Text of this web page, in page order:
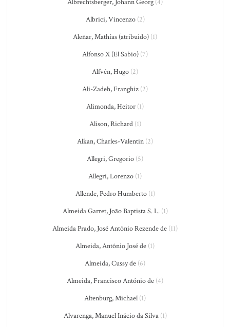
Albrechtsberger, Johann Georg (4)
Albrici, Vincenzo(2)
Aleñar, Mathías (atribuido) (1)
Alfonso X (El Sabio) (7)
Alfvén, Hugo (2)
Ali-Zadeh, Franghiz (2)
Alimonda, Heitor (1)
Alison, Richard(1)
Alkan, Charles-Valentin (2)
Allegri, Gregorio (5)
Allegri, Lorenzo (1)
Allende, Pedro Humberto(1)
Almeida Garret, João Baptista S. L.(1)
Almeida Prado, José Antônio Rezende de (11)
Almeida, Antônio José de (1)
Almeida, Cussy de (6)
Almeida, Francisco António de (4)
Altenburg, Michael (1)
Alvarenga, Manuel Inácio da Silva(1)